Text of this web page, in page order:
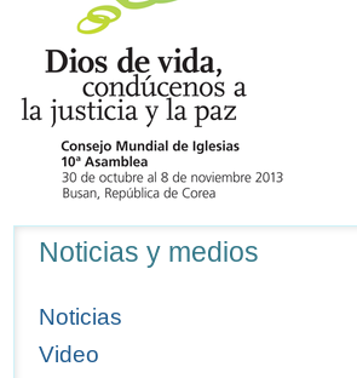
Navegación
Noticias y medios
Noticias
Video